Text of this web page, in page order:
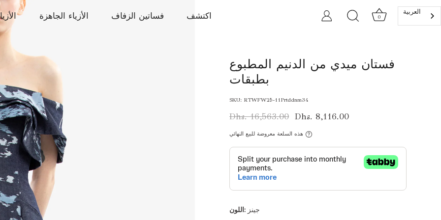
الأزياء الجاهزة فساتين الزفاف اكتشف 0
العربية‏
فستان ميدي من الدنيم المطبوع
بطبقات
SKU: RTWFW25-11Prtddnm34
Dhs. 16,563.00 Dhs. 8,116.00
هذه السلعة معروضة للبيع النهائي
اللون: جينز